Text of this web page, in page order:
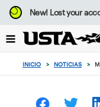
Enfoque
desde
botón
volver
principio
New!Lost your
INICIO > NOTICIAS >